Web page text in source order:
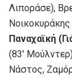
Λιποράσε),
Νοικοκυράκης
Παναχαϊκή
(83′
Νάστος,